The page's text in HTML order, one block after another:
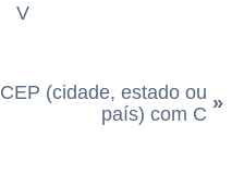
V
CEP (cidade, estado ou
país) com C »